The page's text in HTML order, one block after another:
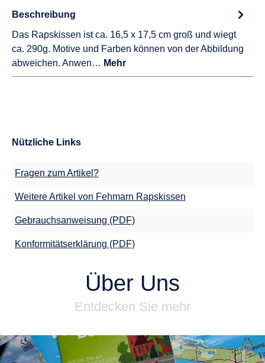
Beschreibung
Das Rapskissen ist ca. 16,5 x 17,5 cm groß und wiegt
ca. 290g. Motive und Farben können von der Abbildung
abweichen. Anwen… Mehr
Nützliche Links
Fragen zum Artikel?
Weitere Artikel von Fehmarn Rapskissen
Gebrauchsanweisung (PDF)
Konformitätserklärung (PDF)
Über Uns
Entdecken Sie mehr